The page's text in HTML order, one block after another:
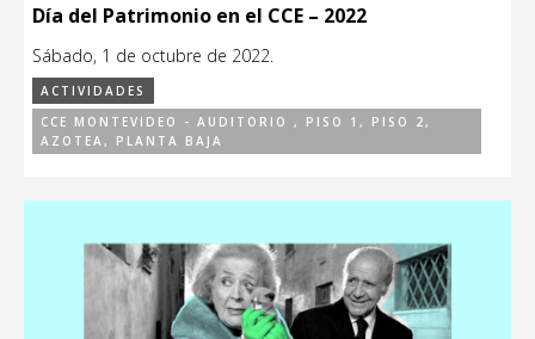
Día del Patrimonio en el CCE – 2022
Sábado, 1 de octubre de 2022.
ACTIVIDADES
CCE MONTEVIDEO - AUDITORIO , PISO 1, PISO 2,
AZOTEA, PLANTA BAJA